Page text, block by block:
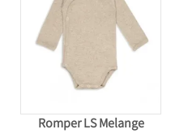
Romper LS Melange